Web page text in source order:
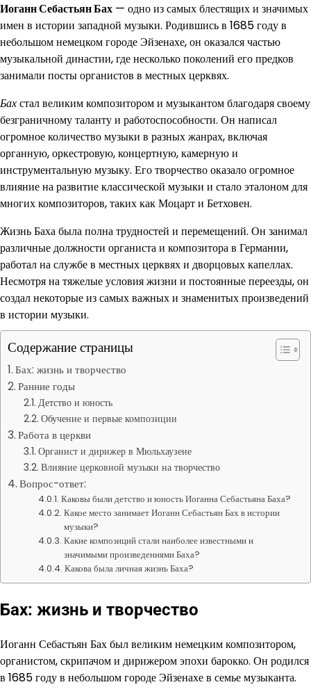
Иоганн Себастьян Бах — одно из самых блестящих и значимых
имен в истории западной музыки. Родившись в 1685 году в
небольшом немецком городе Эйзенахе, он оказался частью
музыкальной династии, где несколько поколений его предков
занимали посты органистов в местных церквях.
Бахстал великим композитором и музыкантом благодаря своему
безграничному таланту и работоспособности. Он написал
огромное количество музыки в разных жанрах, включая
органную, оркестровую, концертную, камерную и
инструментальную музыку. Его творчество оказало огромное
влияние на развитие классической музыки и стало эталоном для
многих композиторов, таких как Моцарт и Бетховен.
Жизнь Баха была полна трудностей и перемещений. Он занимал
различные должности органиста и композитора в Германии,
работал на службе в местных церквях и дворцовых капеллах.
Несмотря на тяжелые условия жизни и постоянные переезды, он
создал некоторые из самых важных и знаменитых произведений
в истории музыки.
Содержание страницы
Бах: жизнь и творчество
Ранние годы
Детство и юность
Обучение и первые композиции
Работа в церкви
Органист и дирижер в Мюльхаузене
Влияние церковной музыки на творчество
Вопрос-ответ:
Каковы были детство и юность Иоганна Себастьяна Баха?
Какое место занимает Иоганн Себастьян Бах в истории
музыки?
Какие композиций стали наиболее известными и
значимыми произведениями Баха?
Какова была личная жизнь Баха?
Бах: жизнь и творчество
Иоганн Себастьян Бах был великим немецким композитором,
органистом, скрипачом и дирижером эпохи барокко. Он родился
в 1685 году в небольшом городе Эйзенахе в семье музыканта.